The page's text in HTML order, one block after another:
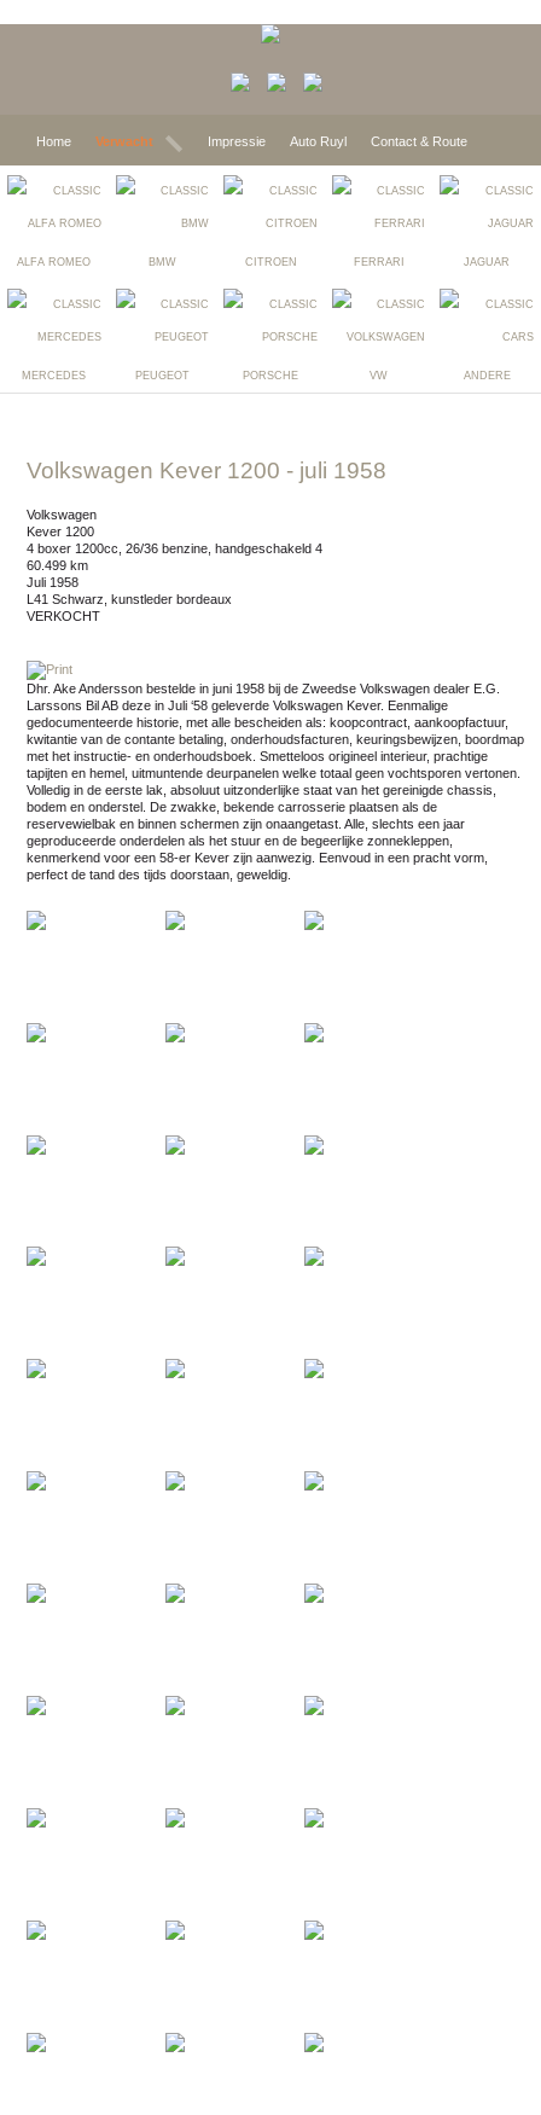
Home Verwacht Impressie Auto Ruyl Contact & Route
ALFA ROMEO BMW CITROEN FERRARI JAGUAR
MERCEDES PEUGEOT PORSCHE VW ANDERE
Volkswagen Kever 1200 - juli 1958
Volkswagen
Kever 1200
4 boxer 1200cc, 26/36 benzine, handgeschakeld 4
60.499 km
juli 1958
L41 Schwarz, kunstleder bordeaux
VERKOCHT
Dhr. Ake Andersson bestelde in juni 1958 bij de Zweedse Volkswagen dealer E.G.
Larssons Bil AB deze in Juli ‘58 geleverde Volkswagen Kever. Eenmalige
gedocumenteerde historie, met alle bescheiden als: koopcontract, aankoopfactuur,
kwitantie van de contante betaling, onderhoudsfacturen, keuringsbewijzen, boordmap
met het instructie- en onderhoudsboek. Smetteloos origineel interieur, prachtige
tapijten en hemel, uitmuntende deurpanelen welke totaal geen vochtsporen vertonen.
Volledig in de eerste lak, absoluut uitzonderlijke staat van het gereinigde chassis,
bodem en onderstel. De zwakke, bekende carrosserie plaatsen als de
reservewielbak en binnen schermen zijn onaangetast. Alle, slechts een jaar
geproduceerde onderdelen als het stuur en de begeerlijke zonnekleppen,
kenmerkend voor een 58-er Kever zijn aanwezig. Eenvoud in een pracht vorm,
perfect de tand des tijds doorstaan, geweldig.